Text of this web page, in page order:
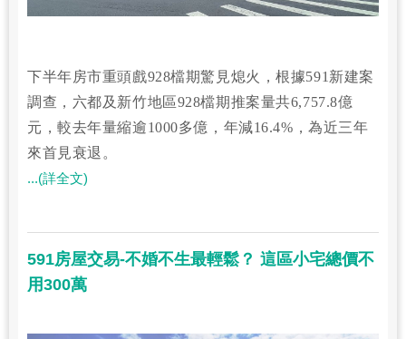
下半年房市重頭戲928檔期驚見熄火，根據591新建案
調查，六都及新竹地區928檔期推案量共6,757.8億
元，較去年量縮逾1000多億，年減16.4%，為近三年
來首見衰退。
...(詳全文)
591房屋交易-不婚不生最輕鬆？ 這區小宅總價不
用300萬